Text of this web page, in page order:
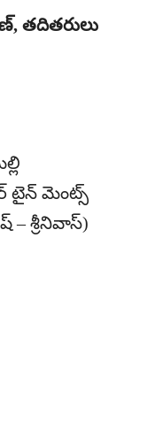
తదితరులు
టైన్ మెంట్స్
శ్రీనివాస్)